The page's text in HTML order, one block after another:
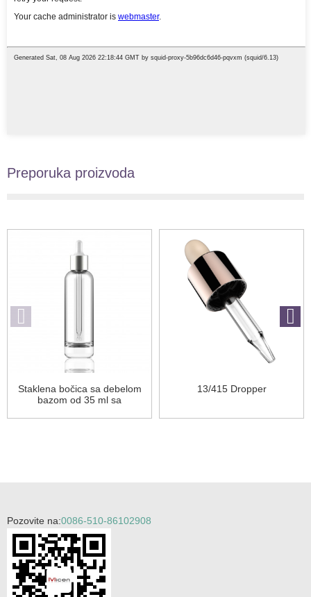
Preporuka proizvoda
Staklena bočica sa debelom
bazom od 35 ml sa
13/415 Dropper
Pozovite na:0086-510-86102908